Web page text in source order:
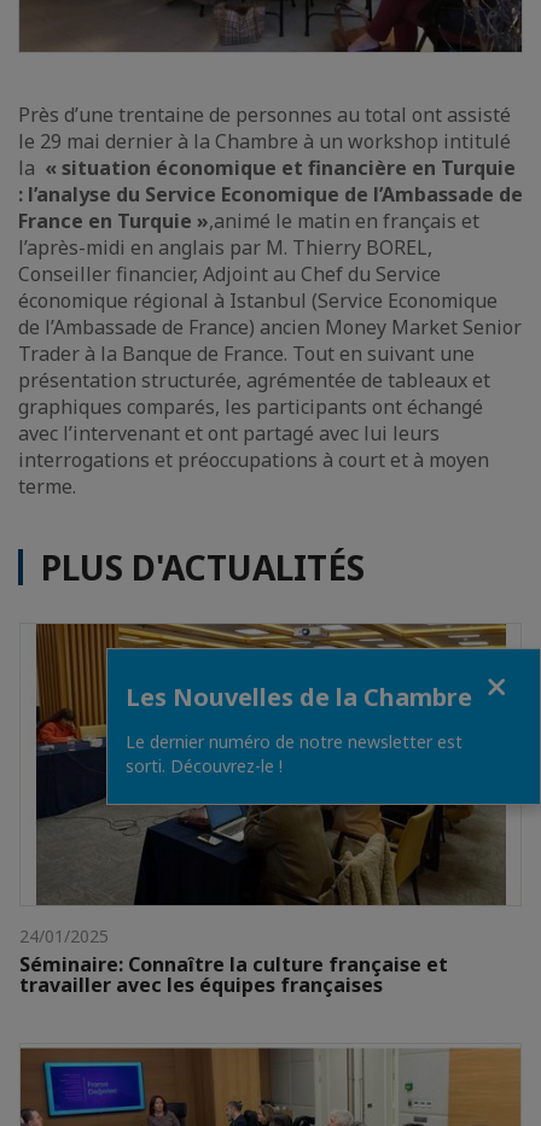
Près d’une trentaine de personnes au total ont assisté
le 29 mai dernier à la Chambre à un workshop intitulé
la « situation économique et financière en Turquie
: l’analyse du Service Economique de l’Ambassade de
France en Turquie »,animé le matin en français et
l’après-midi en anglais par M. Thierry BOREL,
Conseiller financier, Adjoint au Chef du Service
économique régional à Istanbul (Service Economique
de l’Ambassade de France) ancien Money Market Senior
Trader à la Banque de France. Tout en suivant une
présentation structurée, agrémentée de tableaux et
graphiques comparés, les participants ont échangé
avec l’intervenant et ont partagé avec lui leurs
interrogations et préoccupations à court et à moyen
terme.
PLUS D'ACTUALITÉS
24/01/2025
Séminaire: Connaître la culture française et
travailler avec les équipes françaises
Les Nouvelles de la Chambre
Le dernier numéro de notre newsletter est
sorti. Découvrez-le !